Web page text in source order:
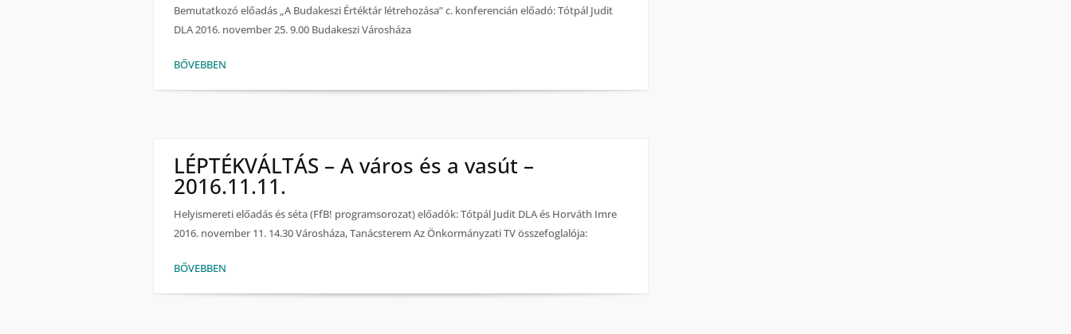
Bemutatkozó előadás „A Budakeszi Értéktár létrehozása” c. konferencián előadó: Tótpál Judit
DLA 2016. november 25. 9.00 Budakeszi Városháza
BŐVEBBEN
LÉPTÉKVÁLTÁS – A város és a vasút –
2016.11.11.
Helyismereti előadás és séta (FfB! programsorozat) előadók: Tótpál Judit DLA és Horváth Imre
2016. november 11. 14.30 Városháza, Tanácsterem Az Önkormányzati TV összefoglalója:
BŐVEBBEN